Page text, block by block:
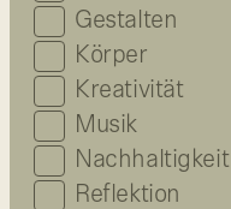
Gestalten
Körper
Kreativität
Musik
Nachhaltigkeit
Reflektion